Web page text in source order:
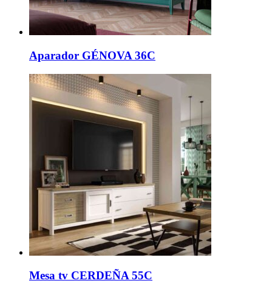
Aparador GÉNOVA 36C
Mesa tv CERDEÑA 55C